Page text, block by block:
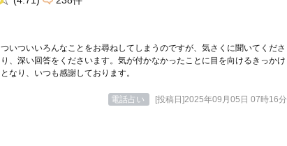
ついついいろんなことをお尋ねしてしまうのですが、気さくに聞いてくださ
り、深い回答をくださいます。気が付かなかったことに目を向けるきっかけ
となり、いつも感謝しております。
電話占い [投稿日]2025年09月05日 07時16分